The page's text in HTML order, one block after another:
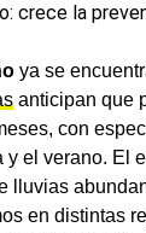
Orrego,
permiten
la toma,
frente a la
adecuan de
ya se
anticipan que
con
y el verano. El
lluvias
en distintas